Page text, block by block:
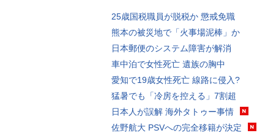
25歳国税職員が脱税か 懲戒免職
熊本の被災地で「火事場泥棒」か
日本郵便のシステム障害が解消
車中泊で女性死亡 遺族の胸中
愛知で19歳女性死亡 線路に侵入?
猛暑でも「冷房を控える」7割超
日本人が誤解 海外タトゥー事情
佐野航大 PSVへの完全移籍が決定